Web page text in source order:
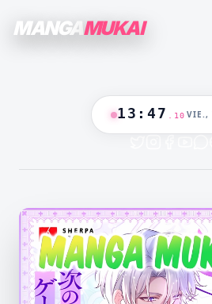
MANGA MUKAI
13 :47 11 VIE.,